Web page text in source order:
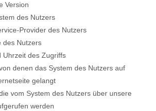
Version
des Nutzers
Provider des Nutzers
des Nutzers
Uhrzeit des Zugriffs
denen das System des Nutzers auf
gelangt
vom System des Nutzers über unsere
werden